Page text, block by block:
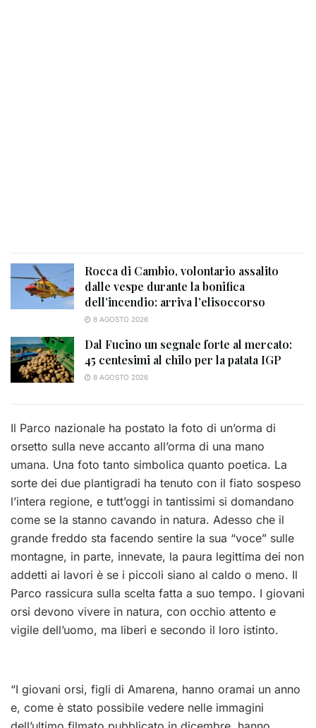
Rocca di Cambio, volontario assalito
dalle vespe durante la bonifica
dell’incendio: arriva l’elisoccorso
8 AGOSTO 2026
Dal Fucino un segnale forte al mercato:
45 centesimi al chilo per la patata IGP
8 AGOSTO 2026
Il Parco nazionale ha postato la foto di un’orma di
orsetto sulla neve accanto all’orma di una mano
umana. Una foto tanto simbolica quanto poetica. La
sorte dei due plantigradi ha tenuto con il fiato sospeso
l’intera regione, e tutt’oggi in tantissimi si domandano
come se la stanno cavando in natura. Adesso che il
grande freddo sta facendo sentire la sua “voce” sulle
montagne, in parte, innevate, la paura legittima dei non
addetti ai lavori è se i piccoli siano al caldo o meno. Il
Parco rassicura sulla scelta fatta a suo tempo. I giovani
orsi devono vivere in natura, con occhio attento e
vigile dell’uomo, ma liberi e secondo il loro istinto.
“I giovani orsi, figli di Amarena, hanno oramai un anno
e, come è stato possibile vedere nelle immagini